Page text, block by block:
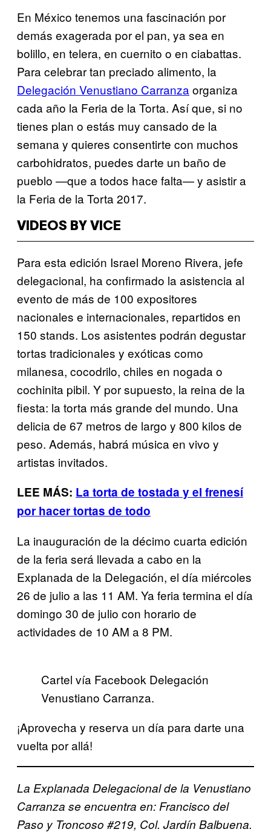
En México tenemos una fascinación por
demás exagerada por el pan, ya sea en
bolillo, en telera, en cuernito o en ciabattas.
Para celebrar tan preciado alimento, la
Delegación Venustiano Carranza organiza
cada año la Feria de la Torta. Así que, si no
tienes plan o estás muy cansado de la
semana y quieres consentirte con muchos
carbohidratos, puedes darte un baño de
pueblo —que a todos hace falta— y asistir a
la Feria de la Torta 2017.
VIDEOS BY VICE
Para esta edición Israel Moreno Rivera, jefe
delegacional, ha confirmado la asistencia al
evento de más de 100 expositores
nacionales e internacionales, repartidos en
150 stands. Los asistentes podrán degustar
tortas tradicionales y exóticas como
milanesa, cocodrilo, chiles en nogada o
cochinita pibil. Y por supuesto, la reina de la
fiesta: la torta más grande del mundo. Una
delicia de 67 metros de largo y 800 kilos de
peso. Además, habrá música en vivo y
artistas invitados.
LEE MÁS: La torta de tostada y el frenesí
por hacer tortas de todo
La inauguración de la décimo cuarta edición
de la feria será llevada a cabo en la
Explanada de la Delegación, el día miércoles
26 de julio a las 11 AM. Ya feria termina el día
domingo 30 de julio con horario de
actividades de 10 AM a 8 PM.
Cartel vía Facebook Delegación
Venustiano Carranza.
¡Aprovecha y reserva un día para darte una
vuelta por allá!
La Explanada Delegacional de la Venustiano
Carranza se encuentra en: Francisco del
Paso y Troncoso #219, Col. Jardín Balbuena.